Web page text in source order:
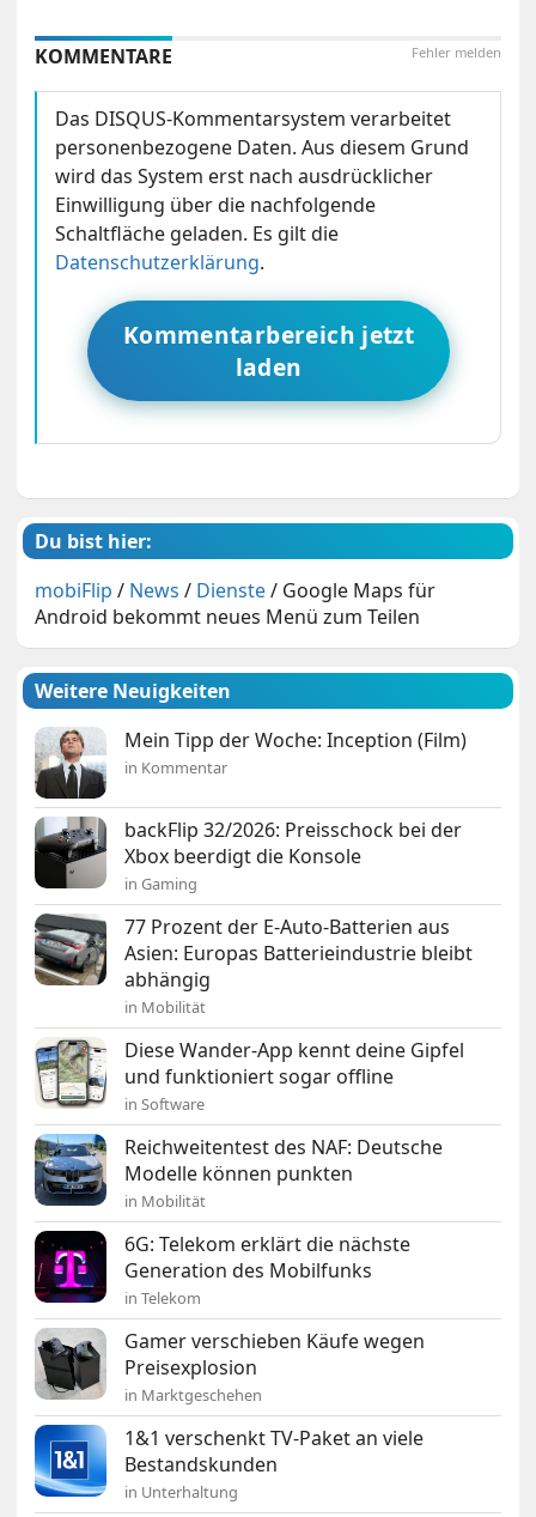
Fehler melden
KOMMENTARE
Das DISQUS-Kommentarsystem verarbeitet
personenbezogene Daten. Aus diesem Grund
wird das System erst nach ausdrücklicher
Einwilligung über die nachfolgende
Schaltfläche geladen. Es gilt die
Datenschutzerklärung.
Kommentarbereich jetzt
laden
Du bist hier:
mobiFlip / News / Dienste/ Google Maps für
Android bekommt neues Menü zum Teilen
Weitere Neuigkeiten
Mein Tipp der Woche: Inception (Film)
in Kommentar
backFlip 32/2026: Preisschock bei der
Xbox beerdigt die Konsole
in Gaming
77 Prozent der E-Auto-Batterien aus
Asien: Europas Batterieindustrie bleibt
abhängig
in Mobilität
Diese Wander-App kennt deine Gipfel
und funktioniert sogar offline
in Software
Reichweitentest des NAF: Deutsche
Modelle können punkten
in Mobilität
6G: Telekom erklärt die nächste
Generation des Mobilfunks
in Telekom
Gamer verschieben Käufe wegen
Preisexplosion
in Marktgeschehen
1&1 verschenkt TV-Paket an viele
Bestandskunden
in Unterhaltung